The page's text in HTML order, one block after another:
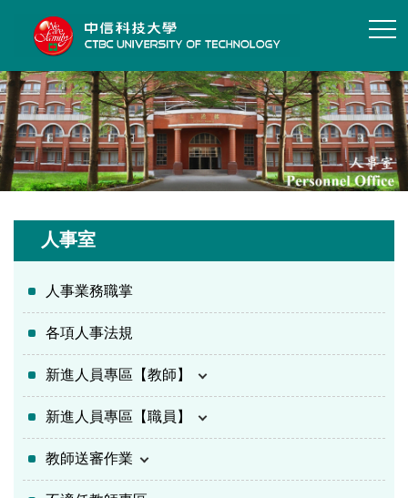
要
內
容
區
人事室
人事業務職掌
各項人事法規
新進人員專區【教師】
新進人員專區【職員】
教師送審作業